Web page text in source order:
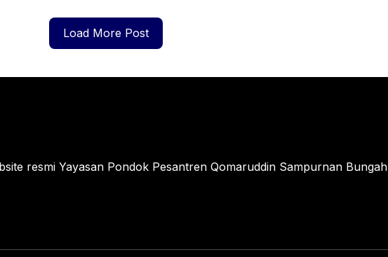
Load More Post
resmi Yayasan Pondok Pesantren Qomaruddin Sampurnan Bungah